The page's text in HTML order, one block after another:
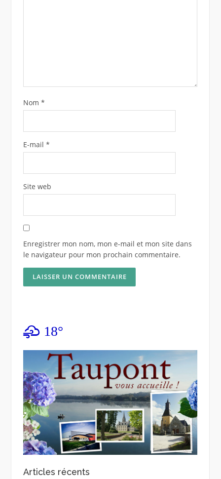
Nom *
E-mail *
Site web
Enregistrer mon nom, mon e-mail et mon site dans
le navigateur pour mon prochain commentaire.
18°
Articles récents